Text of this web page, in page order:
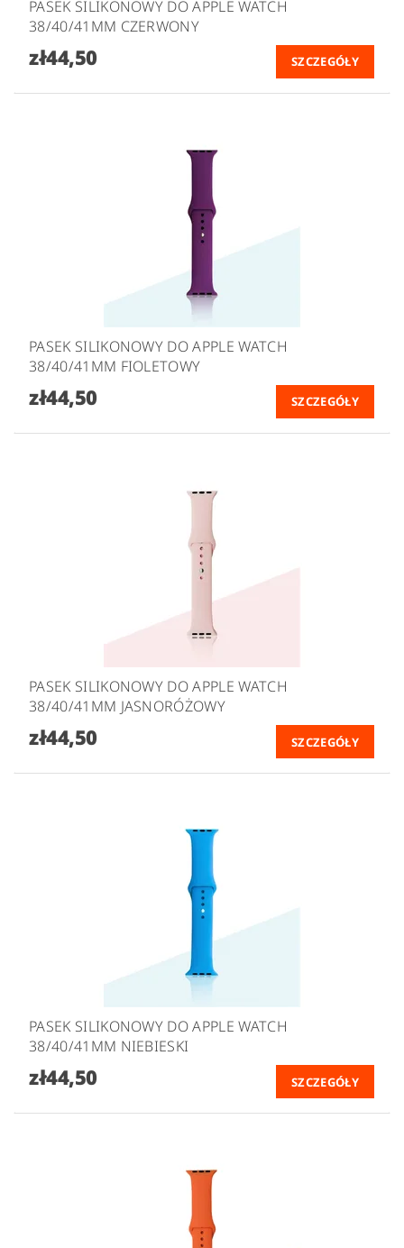
PASEK SILIKONOWY DO APPLE WATCH
38/40/41MM CZERWONY
zł44,50 SZCZEGÓŁY
PASEK SILIKONOWY DO APPLE WATCH
38/40/41MM FIOLETOWY
zł44,50 SZCZEGÓŁY
PASEK SILIKONOWY DO APPLE WATCH
38/40/41MM JASNORÓŻOWY
zł44,50 SZCZEGÓŁY
PASEK SILIKONOWY DO APPLE WATCH
38/40/41MM NIEBIESKI
zł44,50 SZCZEGÓŁY